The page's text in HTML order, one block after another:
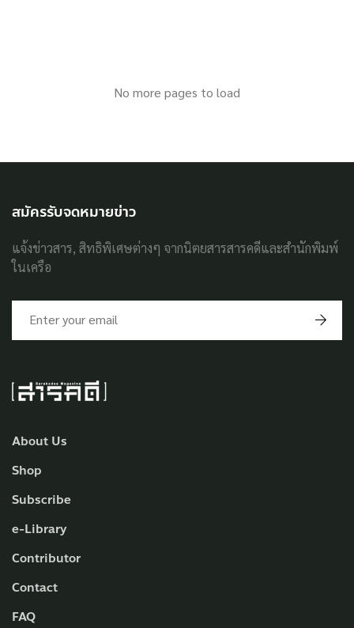
No more pages to load
About Us
Shop
Subscribe
e-Library
Contributor
Contact
FAQ
สมัครรับจดหมายข่าว
แจ้งข่าวสาร, สิทธิพิเศษต่างๆ จากนิตยสารสารคดีและสำนักพิมพ์
ในเครือ